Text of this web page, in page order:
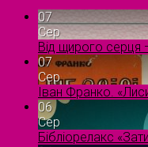
07
Сер
Від щирого серця
07
Сер
Іван Франко.
06
Сер
Бібліорелакс